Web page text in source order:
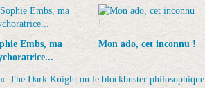
Embs, ma
Mon ado, cet inconnu !
The Dark Knight ou le blockbuster philosophique